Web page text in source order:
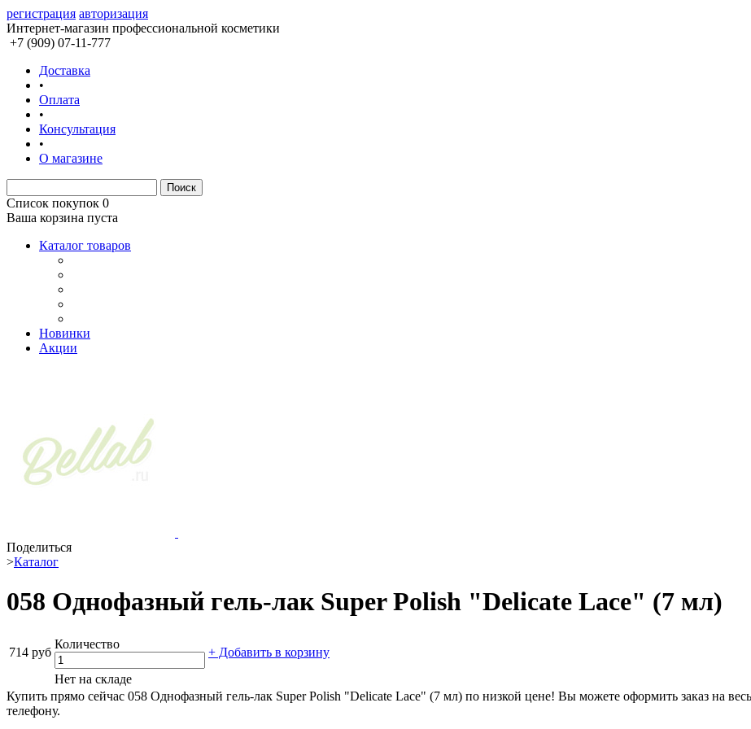
регистрация авторизация
Интернет-магазин профессиональной косметики
+7 (909) 07-11-777
Доставка
•
Оплата
•
Консультация
•
О магазине
Список покупок 0
Ваша корзина пуста
Каталог товаров
Новинки
Акции
Поделиться
>Каталог
058 Однофазный гель-лак Super Polish "Delicate Lace" (7 мл)
714 руб
Количество
+ Добавить в корзину
Нет на складе
Купить прямо сейчас 058 Однофазный гель-лак Super Polish "Delicate Lace" (7 мл) по низкой цене! Вы можете оформить заказ на
телефону.